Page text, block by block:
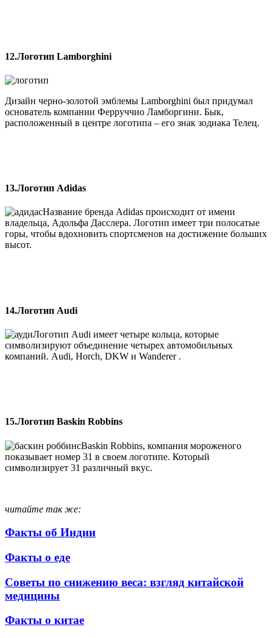
12.Логотип Lamborghini
Дизайн черно-золотой эмблемы Lamborghini был придумал
основатель компании Ферруччио Ламборгини. Бык,
расположенный в центре логотипа – его знак зодиака Телец.
13.Логотип Adidas
Название бренда Adidas происходит от имени
владельца, Адольфа Дасслера. Логотип имеет три полосатые
горы, чтобы вдохновить спортсменов на достижение больших
высот.
14.Логотип Audi
Логотип Audi имеет четыре кольца, которые
символизируют объединение четырех автомобильных
компаний. Audi, Horch, DKW и Wanderer .
15.Логотип Baskin Robbins
Baskin Robbins, компания мороженого
показывает номер 31 в своем логотипе. Который
символизирует 31 различный вкус.
читайте так же:
Факты об Индии
Факты о еде
Советы по снижению веса: взгляд китайской
медицины
Факты о китае